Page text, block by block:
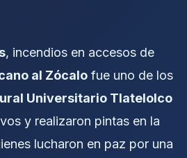
, incendios en accesos de
al Zócalo fue uno de los
Universitario Tlatelolco
y realizaron pintas en la
lucharon en paz por una